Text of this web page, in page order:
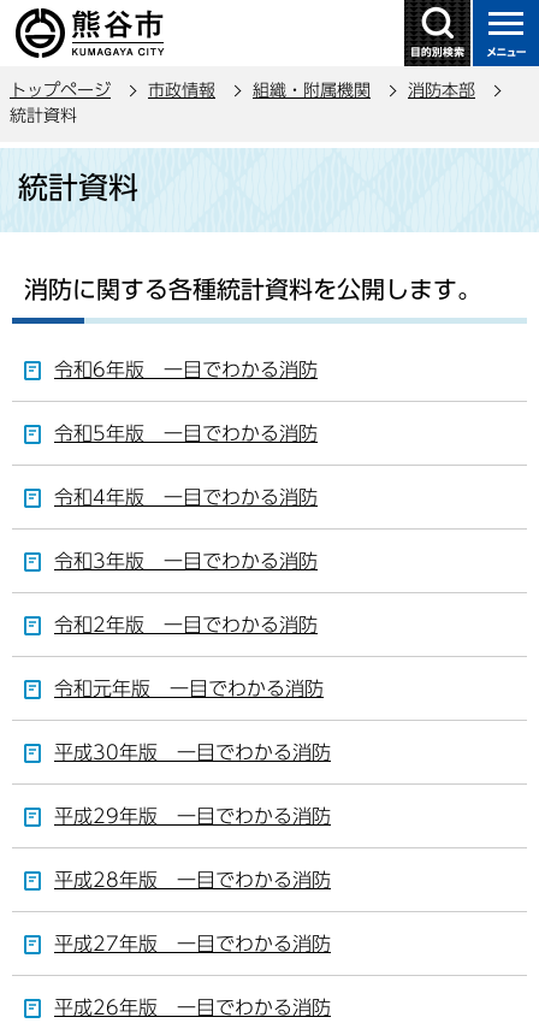
の
ー
トップページ 市政情報 組織・附属機関
消防本部
統計資料
ら
統計資料
消防に関する各種統計資料を公開します。
令和6年版 一目でわかる消防
令和5年版 一目でわかる消防
令和4年版 一目でわかる消防
令和3年版 一目でわかる消防
令和2年版 一目でわかる消防
令和元年版 一目でわかる消防
平成30年版 一目でわかる消防
平成29年版 一目でわかる消防
平成28年版 一目でわかる消防
平成27年版 一目でわかる消防
平成26年版 一目でわかる消防